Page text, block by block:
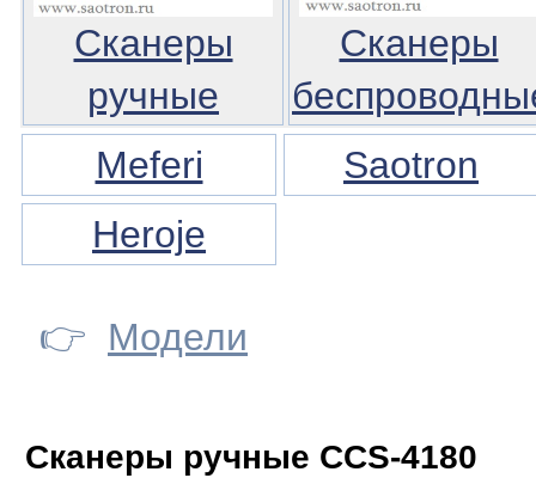
Сканеры
ручные
Сканеры
Meferi
Saotron
Heroje
👉 Модели
Сканеры ручные CCS-4180